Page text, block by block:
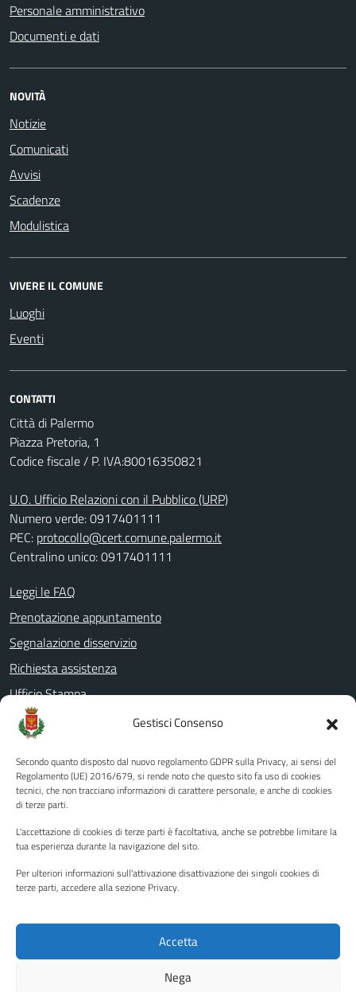
Gestisci Consenso
Secondo quanto disposto dal nuovo regolamento GDPR sulla Privacy, ai sensi del
Regolamento (UE) 2016/679, si rende noto che questo sito fa uso di cookies
tecnici, che non tracciano informazioni di carattere personale, e anche di cookies
di terze parti.
L'accettazione di cookies di terze parti è facoltativa, anche se potrebbe limitare la
tua esperienza durante la navigazione del sito.
Per ulteriori informazioni sull'attivazione disattivazione dei singoli cookies di
terze parti, accedere alla sezione Privacy.
Accetta
Nega
Personale amministrativo
Documenti e dati
NOVITÀ
Notizie
Comunicati
Avvisi
Scadenze
Modulistica
VIVERE IL COMUNE
Luoghi
Eventi
CONTATTI
Città di Palermo
Piazza Pretoria, 1
Codice fiscale / P. IVA:80016350821
U.O. Ufficio Relazioni con il Pubblico (URP)
Numero verde: 0917401111
PEC: protocollo@cert.comune.palermo.it
Centralino unico: 0917401111
Leggi le FAQ
Prenotazione appuntamento
Segnalazione disservizio
Richiesta assistenza
Ufficio Stampa
Amministrazione Trasparente
Albo pretorio
Informativa privacy
Note legali
Piano di miglioramento del sito
Instagram